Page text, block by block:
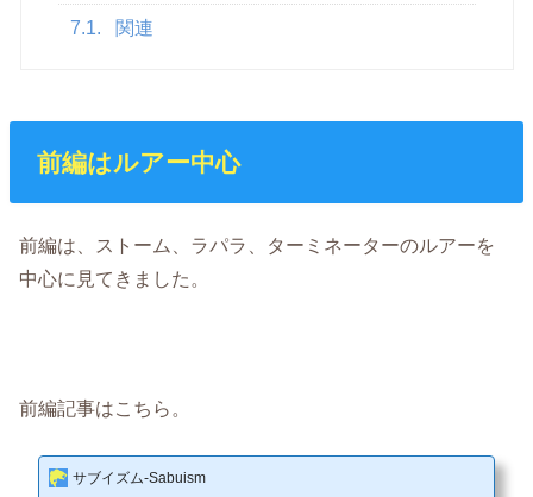
7.1. 関連
前編はルアー中心
前編は、ストーム、ラパラ、ターミネーターのルアーを
中心に見てきました。
前編記事はこちら。
サブイズム-Sabuism